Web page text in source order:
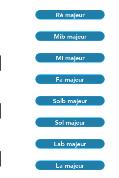
Ré majeur
Mib majeur
Mi majeur
Fa majeur
Solb majeur
Sol majeur
Lab majeur
La majeur